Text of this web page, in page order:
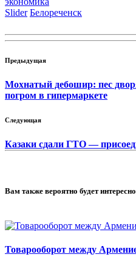
Slider Белореченск
Предыдущая
Мохнатый дебошир: пес
погром в гипермаркете
Следующая
Казаки сдали ГТО —
Вам также вероятно будет интересно
Товарооборот между